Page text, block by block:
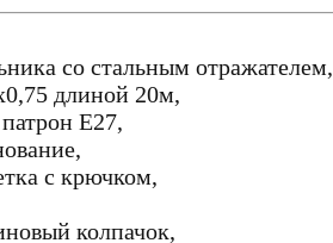
со стальным отражателем,
длиной 20м,
Е27,
с крючком,
колпачок,